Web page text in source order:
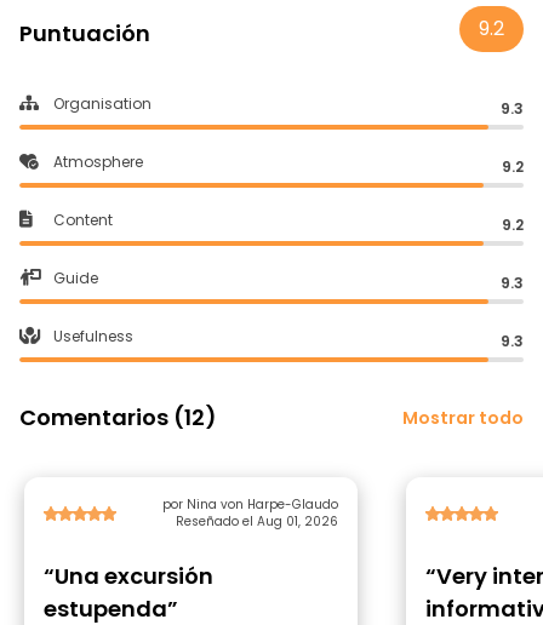
Puntuación 9.2
Organisation 9.3
Atmosphere 9.2
Content 9.2
Guide 9.3
Usefulness 9.3
Comentarios (12) Mostrar todo
por Nina von Harpe-Glaudo
Reseñado el Aug 01, 2026
“Una excursión
estupenda”
“Very